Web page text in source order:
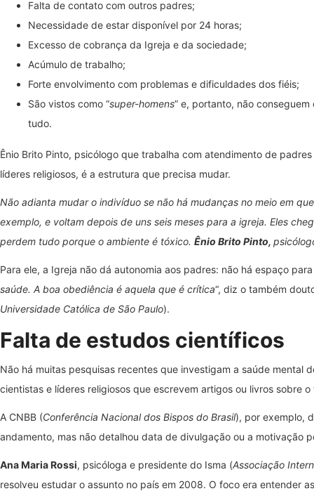
Falta de contato com outros padres;
Necessidade de estar disponível por 24 horas;
Excesso de cobrança da Igreja e da sociedade;
Acúmulo de trabalho;
Forte envolvimento com problemas e dificuldades dos fiéis;
São vistos como “super-homens” e, portanto, não
tudo.
Ênio Brito Pinto, psicólogo que trabalha com atendimento de
líderes religiosos, é a estrutura que precisa mudar.
Não adianta mudar o indivíduo se não há mudanças no meio em
exemplo, e voltam depois de uns seis meses para a igreja. Eles
perdem tudo porque o ambiente é tóxico. Ênio Brito Pinto,
Para ele, a Igreja não dá autonomia aos padres: não há espaço
saúde. A boa obediência é aquela que é crítica“, diz o também
Universidade Católica de São Paulo).
Falta de estudos científicos
Não há muitas pesquisas recentes que investigam a saúde mental
cientistas e líderes religiosos que escrevem artigos ou livros sobre
A CNBB (Conferência Nacional dos Bispos do Brasil), por exemplo,
andamento, mas não detalhou data de divulgação ou a motivação
Ana Maria Rossi, psicóloga e presidente do Isma (Associação
resolveu estudar o assunto no país em 2008. O foco era entender